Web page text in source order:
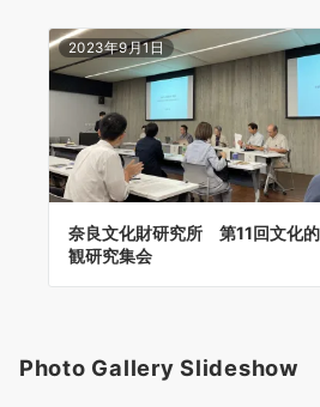
2023年9月1日
奈良文化財研究所 第11回文化
観研究集会
Photo Gallery Slideshow